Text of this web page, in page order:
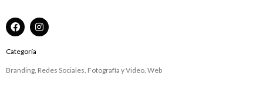
Categoría
Branding, Redes Sociales, Fotografía y Video, Web